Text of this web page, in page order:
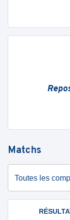
Matchs
Toutes les